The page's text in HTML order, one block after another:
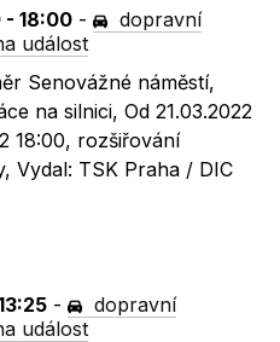
- 18:00 -
dopravní
událost
Senovážné náměstí,
na silnici, Od 21.03.2022
18:00, rozšiřování
Vydal: TSK Praha / DIC
-
dopravní
událost